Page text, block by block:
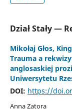
Dział Stały —
Mikołaj Głos,
Trauma a
anglosaskiej
Uniwersytetu
DOI: https://
Anna Zatora